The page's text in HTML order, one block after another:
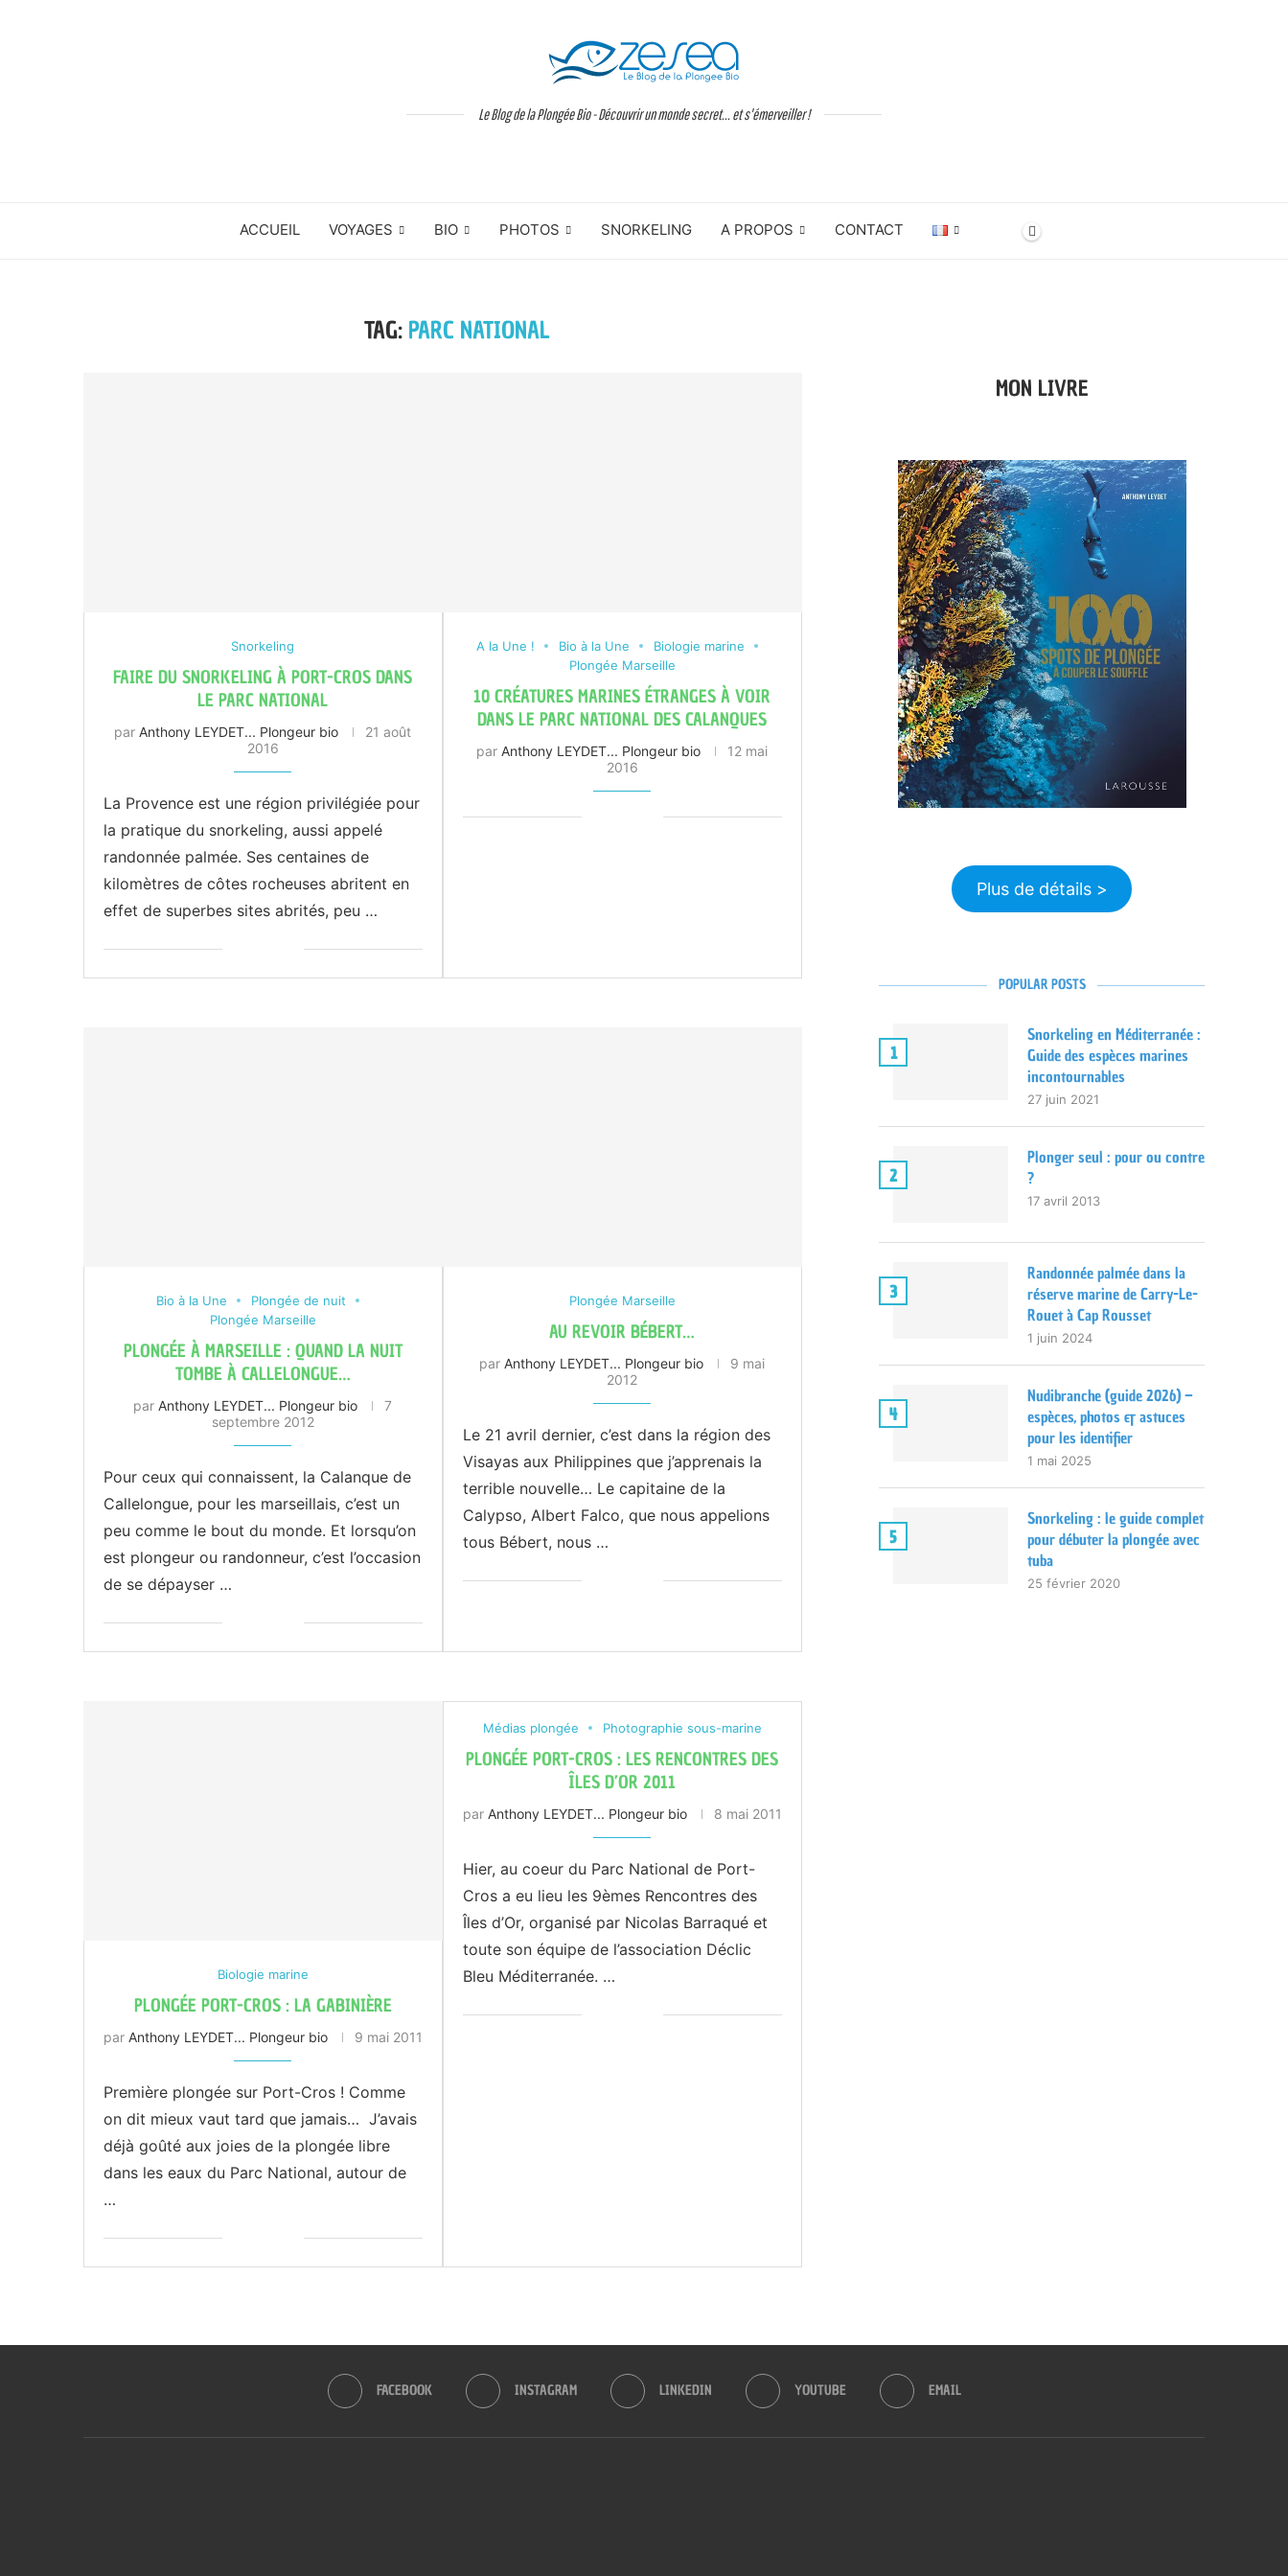
Le Blog de la Plongée Bio - Découvrir un monde secret... et s'émerveiller !
ACCUEIL VOYAGES BIO PHOTOS SNORKELING A PROPOS CONTACT
TAG: PARC NATIONAL
Snorkeling
FAIRE DU SNORKELING À PORT-CROS DANS
LE PARC NATIONAL
par Anthony LEYDET... Plongeur bio
21 août
2016
La Provence est une région privilégiée pour
la pratique du snorkeling, aussi appelé
randonnée palmée. Ses centaines de
kilomètres de côtes rocheuses abritent en
effet de superbes sites abrités, peu …
A la Une ! Bio à la Une
Biologie marine
Plongée Marseille
10 CRÉATURES MARINES ÉTRANGES À VOIR
DANS LE PARC NATIONAL DES CALANQUES
par Anthony LEYDET... Plongeur bio
12 mai
2016
Bio à la Une
Plongée de nuit
Plongée Marseille
PLONGÉE À MARSEILLE : QUAND LA NUIT
TOMBE À CALLELONGUE…
par Anthony LEYDET... Plongeur bio
7
septembre 2012
Pour ceux qui connaissent, la Calanque de
Callelongue, pour les marseillais, c’est un
peu comme le bout du monde. Et lorsqu’on
est plongeur ou randonneur, c’est l’occasion
de se dépayser …
Plongée Marseille
AU REVOIR BÉBERT…
par Anthony LEYDET... Plongeur bio
9 mai
2012
Le 21 avril dernier, c’est dans la région des
Visayas aux Philippines que j’apprenais la
terrible nouvelle… Le capitaine de la
Calypso, Albert Falco, que nous appelions
tous Bébert, nous …
Biologie marine
PLONGÉE PORT-CROS : LA GABINIÈRE
par Anthony LEYDET... Plongeur bio 9 mai 2011
Première plongée sur Port-Cros ! Comme
on dit mieux vaut tard que jamais… J’avais
déjà goûté aux joies de la plongée libre
dans les eaux du Parc National, autour de
…
Médias plongée Photographie sous-marine
PLONGÉE PORT-CROS : LES RENCONTRES DES
ÎLES D’OR 2011
par Anthony LEYDET... Plongeur bio 8 mai 2011
Hier, au coeur du Parc National de Port-
Cros a eu lieu les 9èmes Rencontres des
Îles d’Or, organisé par Nicolas Barraqué et
toute son équipe de l’association Déclic
Bleu Méditerranée. …
MON LIVRE
Plus de détails >
POPULAR POSTS
1
Snorkeling en Méditerranée :
Guide des espèces marines
incontournables
27 juin 2021
2
Plonger seul : pour ou contre
?
17 avril 2013
3
Randonnée palmée dans la
réserve marine de Carry-Le-
Rouet à Cap Rousset
1 juin 2024
4
Nudibranche (guide 2026) –
espèces, photos & astuces
pour les identifier
1 mai 2025
5
Snorkeling : le guide complet
pour débuter la plongée avec
tuba
25 février 2020
FACEBOOK INSTAGRAM LINKEDIN YOUTUBE EMAIL